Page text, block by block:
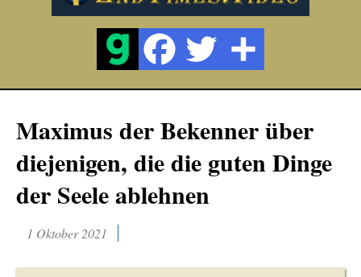
Maximus der Bekenner über
diejenigen, die die guten Dinge
der Seele ablehnen
1 Oktober 2021